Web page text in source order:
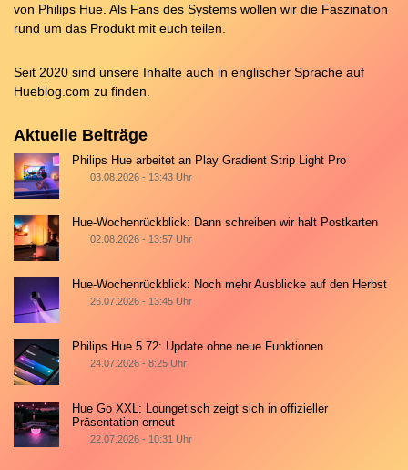
von Philips Hue. Als Fans des Systems wollen wir die Faszination
rund um das Produkt mit euch teilen.
Seit 2020 sind unsere Inhalte auch in englischer Sprache auf
Hueblog.com zu finden.
Aktuelle Beiträge
Philips Hue arbeitet an Play Gradient Strip Light Pro
03.08.2026 - 13:43 Uhr
Hue-Wochenrückblick: Dann schreiben wir halt Postkarten
02.08.2026 - 13:57 Uhr
Hue-Wochenrückblick: Noch mehr Ausblicke auf den Herbst
26.07.2026 - 13:45 Uhr
Philips Hue 5.72: Update ohne neue Funktionen
24.07.2026 - 8:25 Uhr
Hue Go XXL: Loungetisch zeigt sich in offizieller
Präsentation erneut
22.07.2026 - 10:31 Uhr